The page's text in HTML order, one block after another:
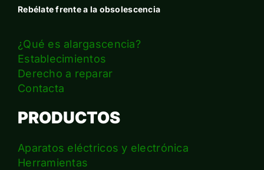
Rebélate frente a la obsolescencia
¿Qué es alargascencia?
Establecimientos
Derecho a reparar
Contacta
PRODUCTOS
Aparatos eléctricos y electrónica
Herramientas